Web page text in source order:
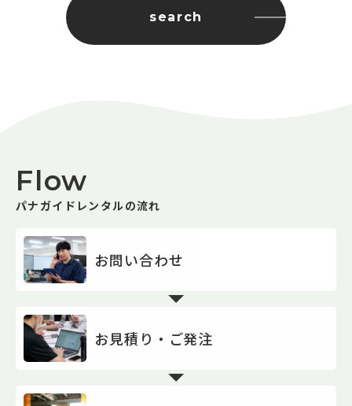
search
Flow
パナガイドレンタルの流れ
お問い合わせ
お見積り・ご発注